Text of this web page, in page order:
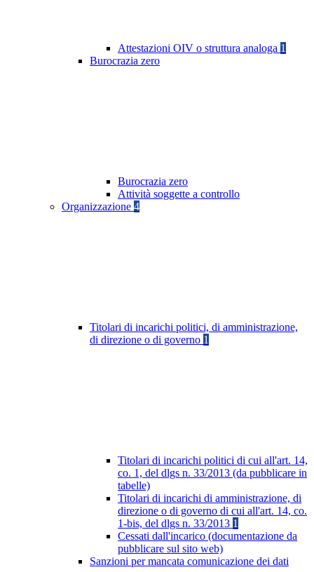
Attestazioni OIV o struttura analoga 1
Burocrazia zero
Burocrazia zero
Attività soggette a controllo
Organizzazione 4
Titolari di incarichi politici, di amministrazione,
di direzione o di governo 1
Titolari di incarichi politici di cui all'art. 14,
co. 1, del dlgs n. 33/2013 (da pubblicare in
tabelle)
Titolari di incarichi di amministrazione, di
direzione o di governo di cui all'art. 14, co.
1-bis, del dlgs n. 33/2013 1
Cessati dall'incarico (documentazione da
pubblicare sul sito web)
Sanzioni per mancata comunicazione dei dati